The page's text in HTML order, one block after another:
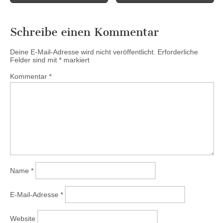
Schreibe einen Kommentar
Deine E-Mail-Adresse wird nicht veröffentlicht. Erforderliche
Felder sind mit * markiert
Kommentar *
Name *
E-Mail-Adresse *
Website